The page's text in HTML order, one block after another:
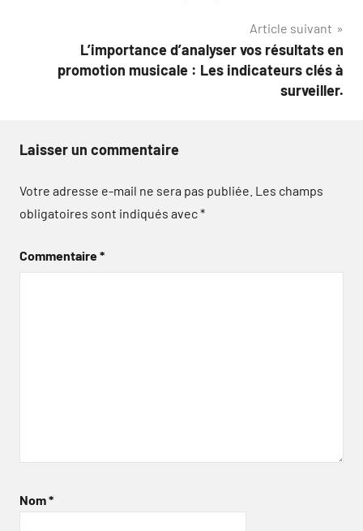
Article suivant
L’importance d’analyser vos résultats en
promotion musicale : Les indicateurs clés à
surveiller.
Laisser un commentaire
Votre adresse e-mail ne sera pas publiée. Les champs
obligatoires sont indiqués avec*
Commentaire*
Nom*